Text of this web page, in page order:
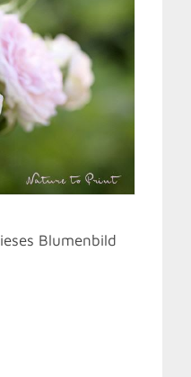
Blumenbild